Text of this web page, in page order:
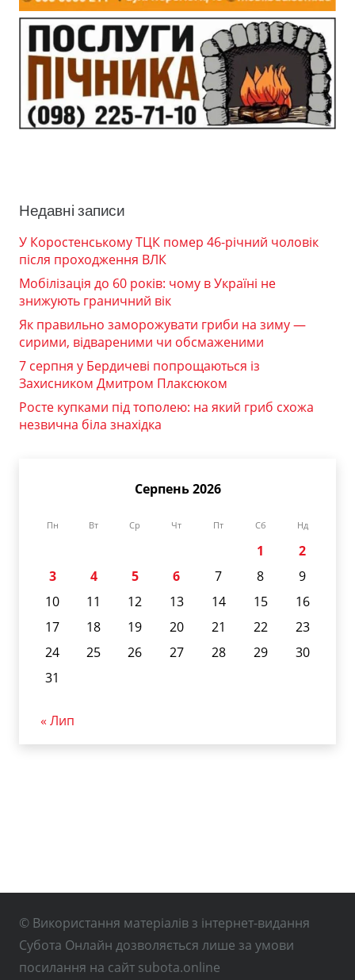
Недавні записи
У Коростенському ТЦК помер 46-річний чоловік
після проходження ВЛК
Мобілізація до 60 років: чому в Україні не
знижують граничний вік
Як правильно заморожувати гриби на зиму —
сирими, відвареними чи обсмаженими
7 серпня у Бердичеві попрощаються із
Захисником Дмитром Плаксюком
Росте купками під тополею: на який гриб схожа
незвична біла знахідка
Серпень 2026
Пн Вт Ср Чт Пт Сб Нд
1
2
3
4 5 6 7 8
9
10
11 12 13 14 15
16
17
18 19 20 21 22
23
24
25 26 27 28 29
30
31
« Лип
© Використання матеріалів з інтернет-видання
Субота Онлайн дозволяється лише за умови
посилання на сайт subota.online